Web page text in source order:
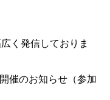
く発信しておりま
催のお知らせ（参加